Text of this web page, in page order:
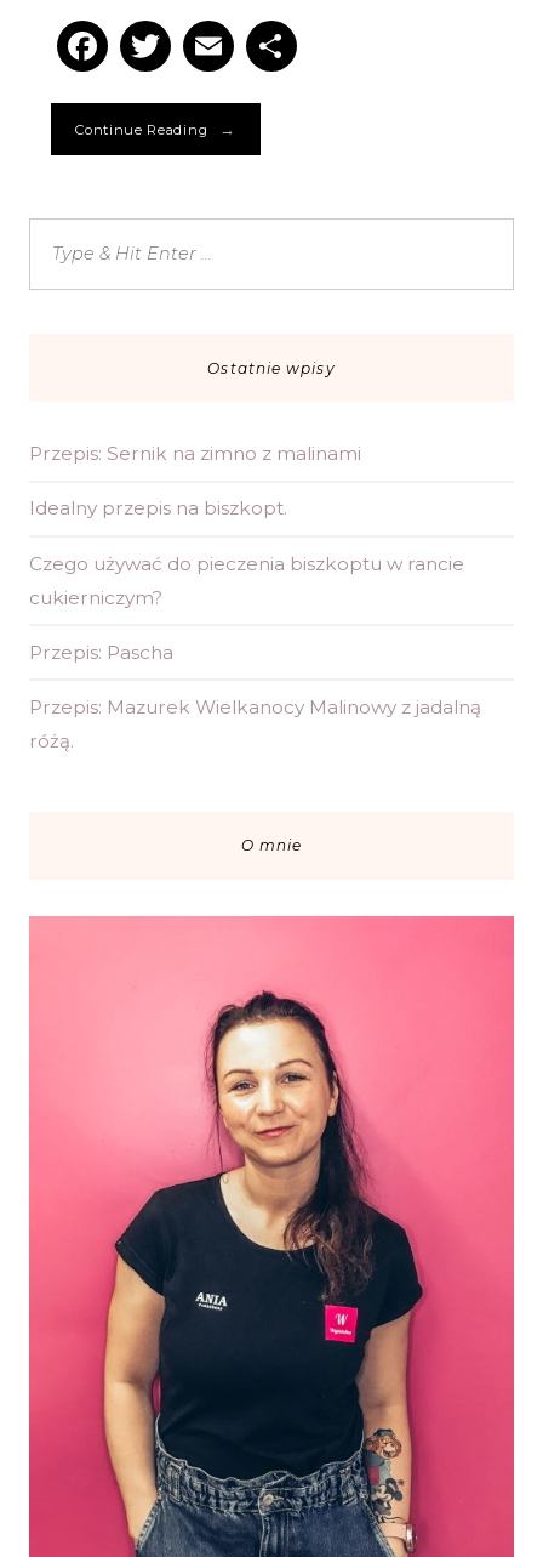
Facebook
Twitter
Email
Continue Reading →
Ostatnie wpisy
Przepis: Sernik na zimno z malinami
Idealny przepis na biszkopt.
Czego używać do pieczenia biszkoptu w rancie
cukierniczym?
Przepis: Pascha
Przepis: Mazurek Wielkanocy Malinowy z jadalną
różą.
O mnie